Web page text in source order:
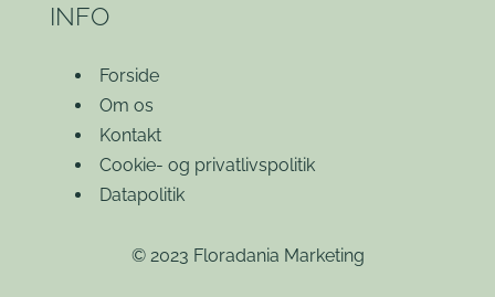
INFO
Forside
Om os
Kontakt
Cookie- og privatlivspolitik
Datapolitik
© 2023 Floradania Marketing